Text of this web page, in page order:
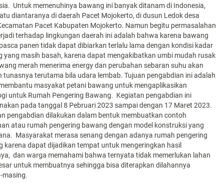
Untuk memenuhinya bawang ini banyak ditanam di Indonesia,
diantaranya di daerah Pacet Mojokerto, di dusun Ledok desa
Pacet Kabupaten Mojokerto. Namun begitu permasalahan
terhadap lingkungan daerah ini adalah bahwa karena bawang
panen tidak dapat dibiarkan terlalu lama dengan kondisi kadar
yang masih basah, karena dapat mengakibatkan umbi mudah rusak
merah menerima energy dan perubahan sebaran suhu akan
tunasnya terutama bila udara lembab. Tujuan pengabdian ini adalah
masyakat petani bawang untuk mengaplikasikan
untuk Rumah Pengering Bawang. Kegiatan pengabdian ini
pada tanggal 8 Pebruari 2023 sampai dengan 17 Maret 2023.
pengabdian dilakukan dalam bentuk membuatkan contoh
atau rumah pengering bawang dengan model konstruksi yang
Masyarakat merasa senang dengan adanya rumah pengering
karena dapat dijadikan tempat untuk mengeringkan hasil
dan warga memahami bahwa ternyata tidak memerlukan lahan
untuk membuatnya sehingga bisa diterapkan dilahannya
masing.